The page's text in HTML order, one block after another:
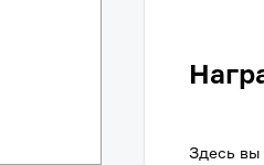
Здесь вы